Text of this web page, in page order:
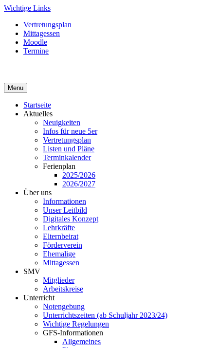
Skip
content
Wichtige Links
Vertretungsplan
Mittagessen
Moodle
Termine
Menu
Startseite
Aktuelles
Neuigkeiten
Infos für neue 5er
Vertretungsplan
Listen und Pläne
Terminkalender
Ferienplan
2025/2026
2026/2027
Über uns
Informationen
Unser Leitbild
Digitales Konzept
Lehrkräfte
Elternbeirat
Förderverein
Ehemalige
Mittagessen
SMV
Mitglieder
Arbeitskreise
Unterricht
Notengebung
Unterrichtszeiten (ab Schuljahr 2023/24)
Wichtige Regelungen
GFS-Informationen
Allgemeines